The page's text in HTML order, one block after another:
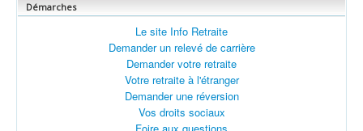
Démarches
Le site Info Retraite
Demander un relevé de carrière
Demander votre retraite
Votre retraite à l'étranger
Demander une réversion
Vos droits sociaux